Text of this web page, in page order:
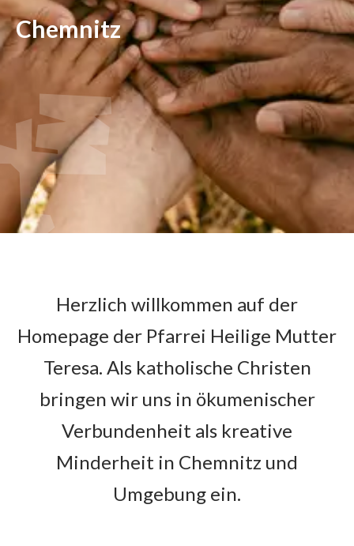
Chemnitz
Herzlich willkommen auf der
Homepage der Pfarrei Heilige Mutter
Teresa. Als katholische Christen
bringen wir uns in ökumenischer
Verbundenheit als kreative
Minderheit in Chemnitz und
Umgebung ein.